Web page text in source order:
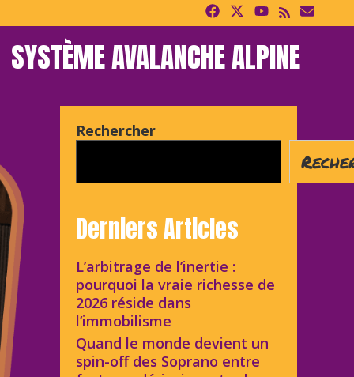
SYSTÈME AVALANCHE ALPINE
Rechercher
Derniers Articles
L’arbitrage de l’inertie :
pourquoi la vraie richesse de
2026 réside dans
l’immobilisme
Quand le monde devient un
spin-off des Soprano entre